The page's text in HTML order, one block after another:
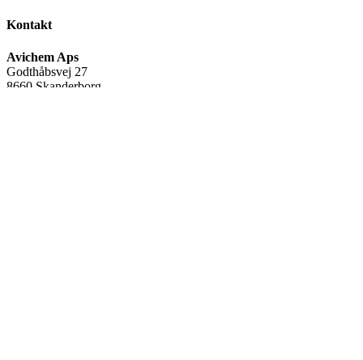
Kontakt
Avichem Aps
Godthåbsvej 27
8660 Skanderborg